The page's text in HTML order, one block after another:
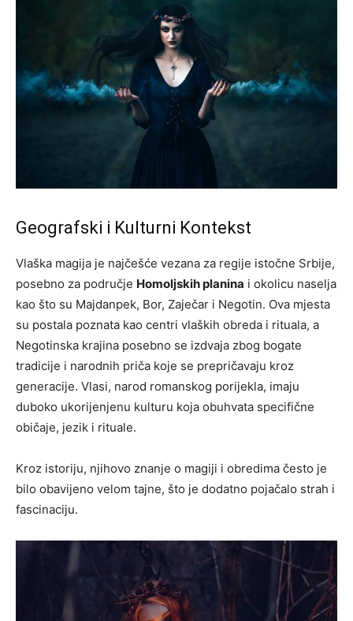
Geografski i Kulturni Kontekst
Vlaška magija je najčešće vezana za regije istočne Srbije,
posebno za područje Homoljskih planina i okolicu naselja
kao što su Majdanpek, Bor, Zaječar i Negotin. Ova mjesta
su postala poznata kao centri vlaških obreda i rituala, a
Negotinska krajina posebno se izdvaja zbog bogate
tradicije i narodnih priča koje se prepričavaju kroz
generacije. Vlasi, narod romanskog porijekla, imaju
duboko ukorijenjenu kulturu koja obuhvata specifične
običaje, jezik i rituale.
Kroz istoriju, njihovo znanje o magiji i obredima često je
bilo obavijeno velom tajne, što je dodatno pojačalo strah i
fascinaciju.